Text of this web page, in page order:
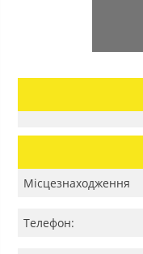
Місцезнаходження
Телефон: